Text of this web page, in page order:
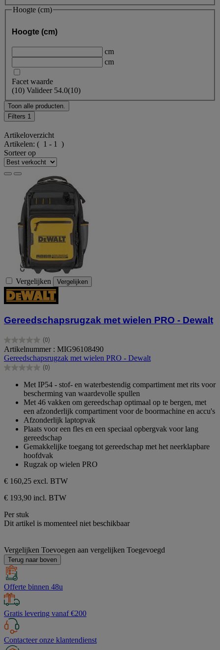
Hoogte (cm)
Hoogte (cm)
cm
cm
Facet waarde
(10) Valideer 54.0(10)
Toon alle producten.
Filters 1
Artikeloverzicht
Artikelen: ( 1 - 1 )
Sorteer op
Vergelijken Vergelijken
Gereedschapsrugzak met wielen PRO - Dewalt
(0)
0.0
van
de
5
Artikelnummer : MIG96108490
Gereedschapsrugzak met wielen PRO - Dewalt
(0)
0.0
sterren.
Met IP54 - stof- en waterbestendig compartiment met rits voor
bescherming van waardevolle spullen
Met 46 vakken om gereedschap optimaal op te bergen, met
een afzonderlijk compartiment voor de boormachine en accu's
Afzonderlijk laptopvak
Plaats voor een fles en een speciaal opbergvak voor lang
gereedschap
Gemakkelijke toegang tot gereedschap met het neerklapbare
hoofdvak
Rugzak op wielen PRO
€ 160,25 excl. BTW
€ 193,90 incl. BTW
Per stuk
Dit artikel is momenteel niet beschikbaar
Vergelijken Toevoegen aan vergelijken Toegevoegd
Terug naar boven
Offerte binnen 48u
Gratis levering vanaf €200
Contacteer onze klantendienst